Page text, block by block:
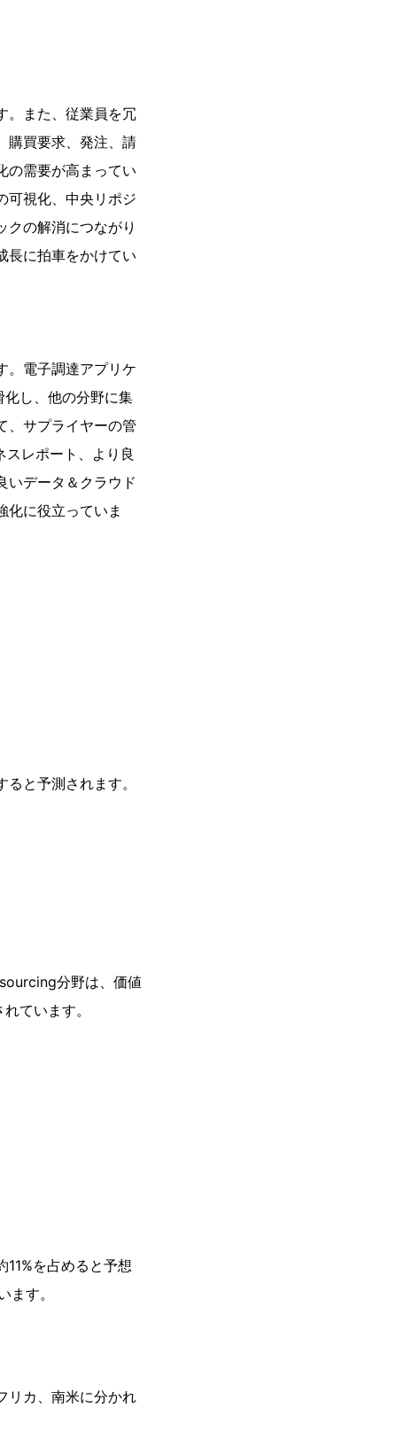
。また、従業員を冗
購買要求、発注、請
の需要が高まってい
可視化、中央リポジ
クの解消につながり
長に拍車をかけてい
。電子調達アプリケ
化し、他の分野に集
、サプライヤーの管
レポート、より良
いデータ＆クラウド
化に役立っていま
と予測されます。
分野は、価値
ています。
を占めると予想
す。
リカ、南米に分かれ